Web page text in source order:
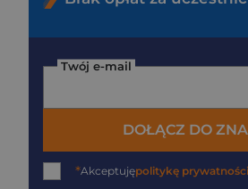
Twój e-mail
DOŁĄCZ DO
*Akceptujępolitykę prywatności